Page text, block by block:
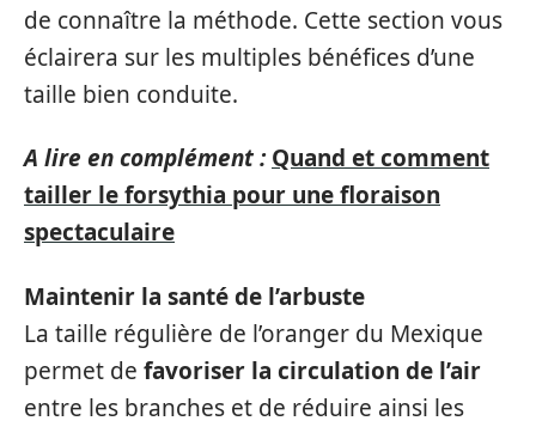
de connaître la méthode. Cette section vous
éclairera sur les multiples bénéfices d’une
taille bien conduite.
A lire en complément : Quand et comment
tailler le forsythia pour une floraison
spectaculaire
Maintenir la santé de l’arbuste
La taille régulière de l’oranger du Mexique
permet de favoriser la circulation de l’air
entre les branches et de réduire ainsi les